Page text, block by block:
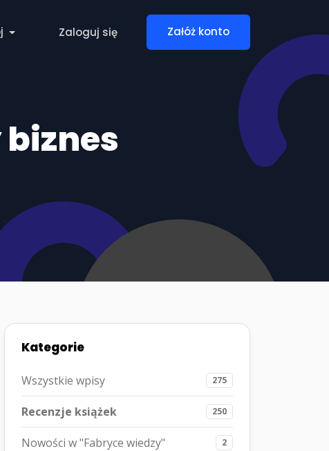
Zaloguj się Załóż konto
Kategorie
Wszystkie wpisy 275
Recenzje książek 250
Nowości w "Fabryce wiedzy" 2